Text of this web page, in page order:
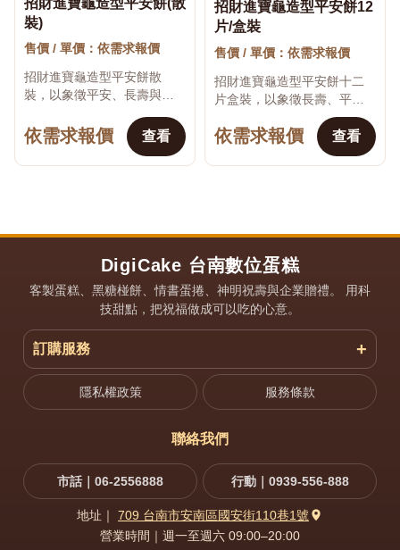
♡裝)
售價 / 單價：依需求報價
招財進寶龜造型平安餅散
裝，以象徵平安、長壽與吉
與祝福文字製作。適合公司
開工、店家開幕、長輩祝
壽、節慶活動、社區聚會、...
依需求報價 查看
♡
招財進寶龜造型平安餅12
片/盒裝
售價 / 單價：依需求報價
招財進寶龜造型平安餅十二
片盒裝，以象徵長壽、平安
與吉祥的龜造型，搭配招財
進寶及祝福文字製作。適合
公司開幕、店家開工、生日
祝壽、長輩送禮、節慶...
依需求報價 查看
DigiCake 台南數位蛋糕
客製蛋糕、黑糖椪餅、情書蛋捲、神明祝壽與企業贈禮。 用科
技甜點，把祝福做成可以吃的心意。
訂購服務
隱私權政策 服務條款
聯絡我們
市話｜06-2556888 行動｜0939-556-888
地址｜ 709 台南市安南區國安街110巷1號
營業時間｜週一至週六 09:00–20:00